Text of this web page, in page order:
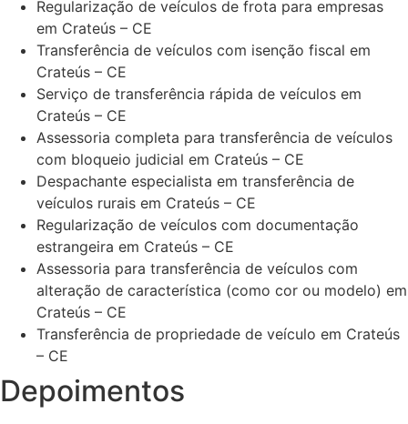
Regularização de veículos de frota para empresas
em Crateús – CE
Transferência de veículos com isenção fiscal em
Crateús – CE
Serviço de transferência rápida de veículos em
Crateús – CE
Assessoria completa para transferência de veículos
com bloqueio judicial em Crateús – CE
Despachante especialista em transferência de
veículos rurais em Crateús – CE
Regularização de veículos com documentação
estrangeira em Crateús – CE
Assessoria para transferência de veículos com
alteração de característica (como cor ou modelo) em
Crateús – CE
Transferência de propriedade de veículo em Crateús
– CE
Depoimentos